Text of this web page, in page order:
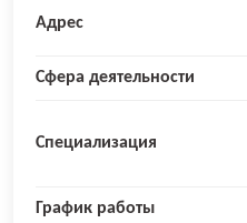
Адрес
Сфера деятельности
Специализация
График работы